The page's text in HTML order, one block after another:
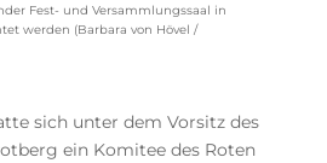
Fest- und Versammlungssaal in
werden (Barbara von Hövel /
sich unter dem Vorsitz des
ein Komitee des Roten